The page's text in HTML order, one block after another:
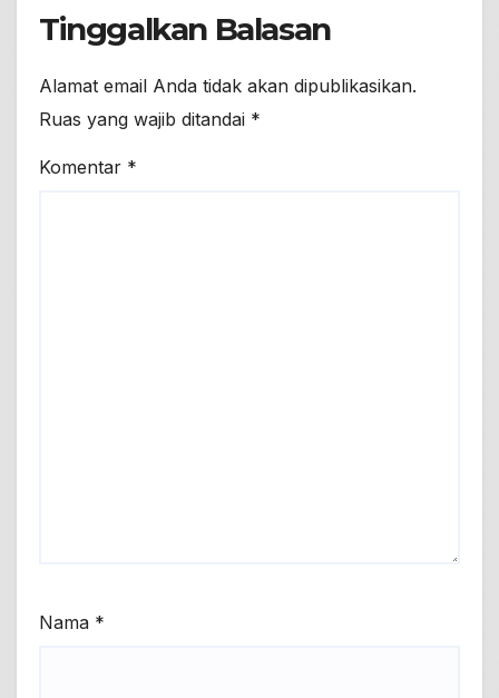
Tinggalkan Balasan
Alamat email Anda tidak akan dipublikasikan.
Ruas yang wajib ditandai *
Komentar *
Nama *